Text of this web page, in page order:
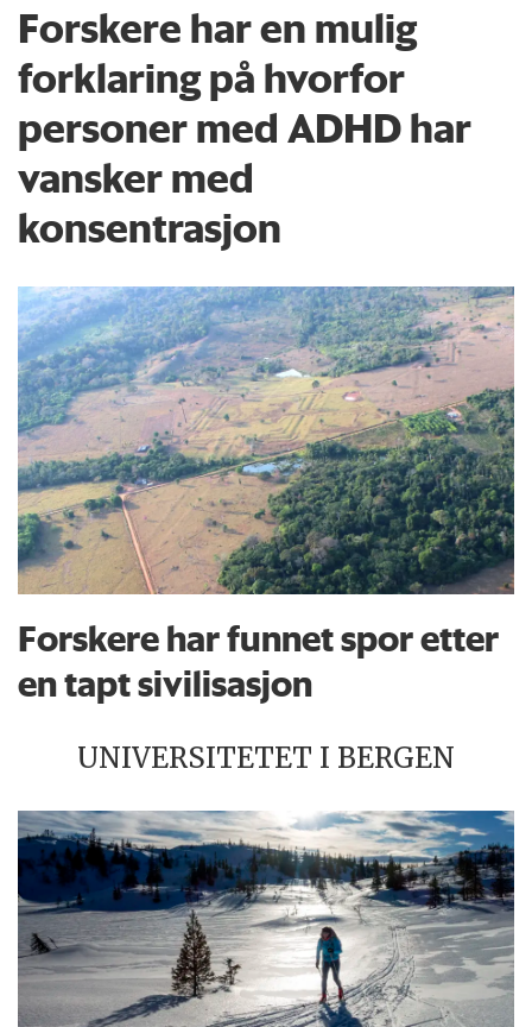
Forskere har en mulig
forklaring på hvorfor
personer med ADHD har
vansker med
konsentrasjon
Forskere har funnet spor etter
en tapt sivilisasjon
UNIVERSITETET I BERGEN